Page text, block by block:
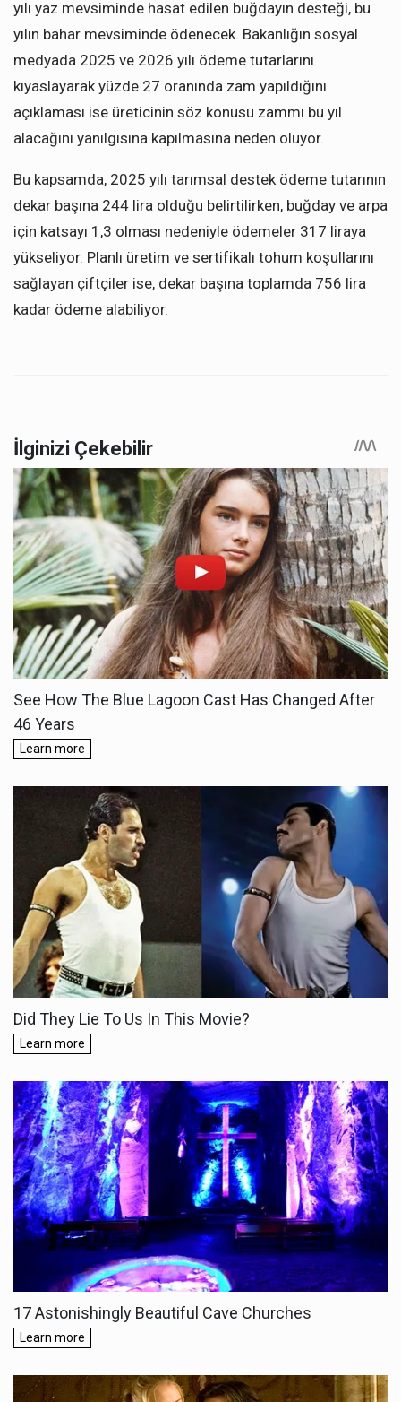
yılı yaz mevsiminde hasat edilen buğdayın desteği, bu
yılın bahar mevsiminde ödenecek. Bakanlığın sosyal
medyada 2025 ve 2026 yılı ödeme tutarlarını
kıyaslayarak yüzde 27 oranında zam yapıldığını
açıklaması ise üreticinin söz konusu zammı bu yıl
alacağını yanılgısına kapılmasına neden oluyor.
Bu kapsamda, 2025 yılı tarımsal destek ödeme tutarının
dekar başına 244 lira olduğu belirtilirken, buğday ve arpa
için katsayı 1,3 olması nedeniyle ödemeler 317 liraya
yükseliyor. Planlı üretim ve sertifikalı tohum koşullarını
sağlayan çiftçiler ise, dekar başına toplamda 756 lira
kadar ödeme alabiliyor.